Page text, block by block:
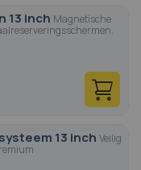
13 inch Magnetische
13 inch Veilig